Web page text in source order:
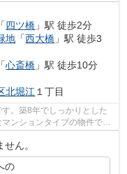
「四ツ橋 」駅 徒歩2分
地 「西大橋 」駅 徒歩3
「心斎橋 」駅 徒歩10分
北堀江１丁目
。築8年でしっかりとした
ンションタイプの物件で
ん。
の